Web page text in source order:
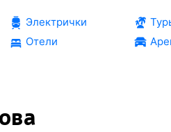
Электрички
Отели